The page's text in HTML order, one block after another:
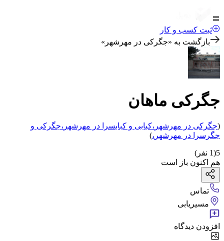
ثبت کسب و کار
بازگشت به «جگرکی در مهرشهر »
جگرکی ماهان
(جگرکی در مهرشهر ،کبابی و کبابسرا در مهرشهر ،جگرکی و
جگرسرا
در مهرشهر ،)
5
(
1 نفر)
هم اکنون باز است
تماس
مسیریابی
افزودن دیدگاه